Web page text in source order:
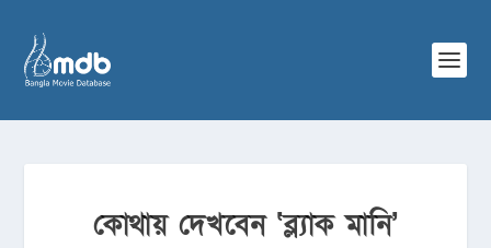
কোথায় দেখবেন ‘ব্ল্যাক মানি’